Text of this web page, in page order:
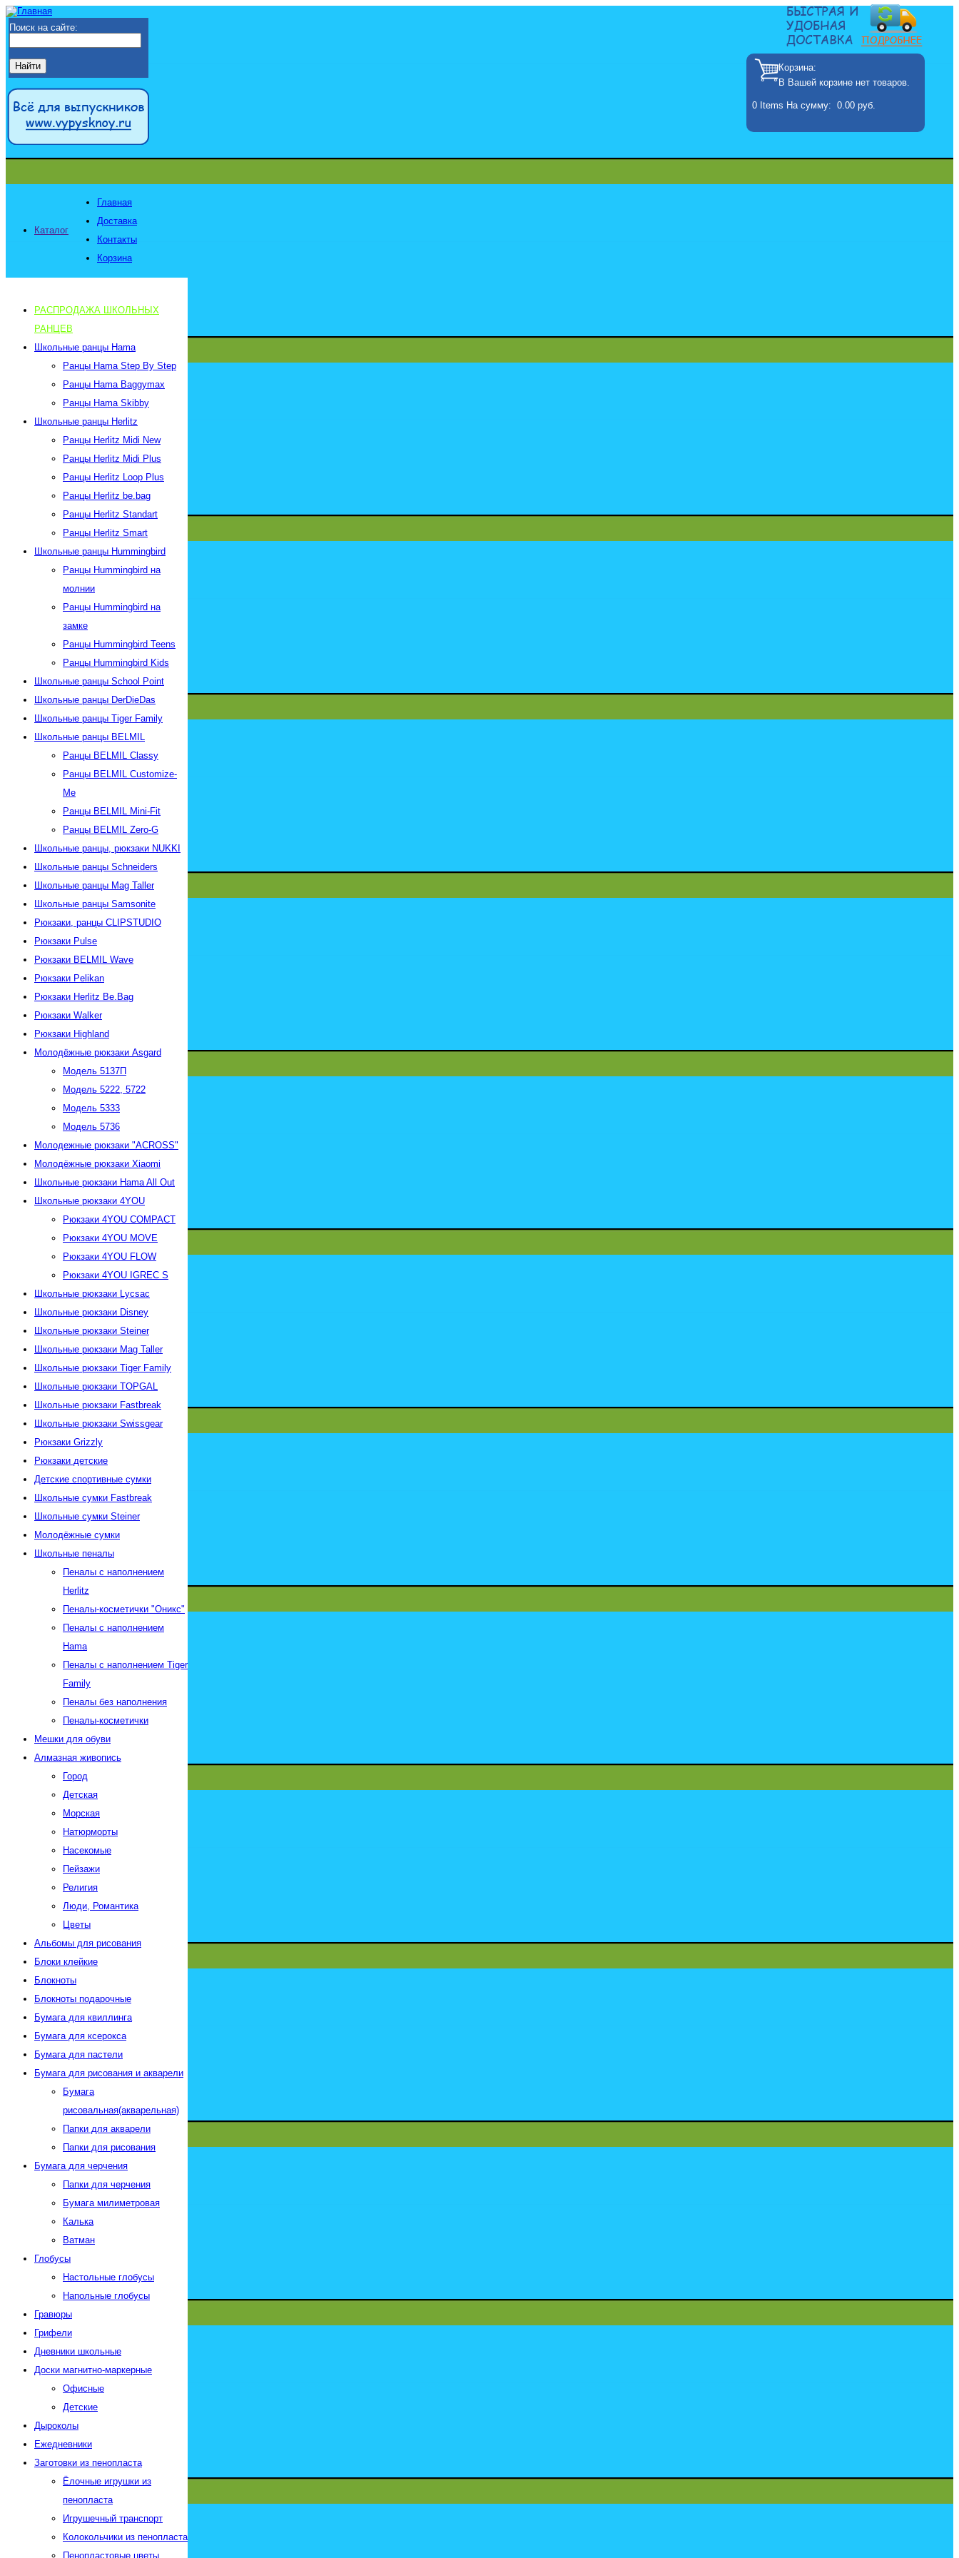
Корзина:
В Вашей корзине нет товаров.
0 Items На сумму: 0.00 руб.
Поиск на сайте:
Каталог
Главная
Доставка
Контакты
Корзина
РАСПРОДАЖА ШКОЛЬНЫХ
РАНЦЕВ
Школьные ранцы Hama
Ранцы Hama Step By Step
Ранцы Hama Baggymax
Ранцы Hama Skibby
Школьные ранцы Herlitz
Ранцы Herlitz Midi New
Ранцы Herlitz Midi Plus
Ранцы Herlitz Loop Plus
Ранцы Herlitz be.bag
Ранцы Herlitz Standart
Ранцы Herlitz Smart
Школьные ранцы Hummingbird
Ранцы Hummingbird на
молнии
Ранцы Hummingbird на
замке
Ранцы Hummingbird Teens
Ранцы Hummingbird Kids
Школьные ранцы School Point
Школьные ранцы DerDieDas
Школьные ранцы Tiger Family
Школьные ранцы BELMIL
Ранцы BELMIL Classy
Ранцы BELMIL Customize-
Me
Ранцы BELMIL Mini-Fit
Ранцы BELMIL Zero-G
Школьные ранцы, рюкзаки NUKKI
Школьные ранцы Schneiders
Школьные ранцы Mag Taller
Школьные ранцы Samsonite
Рюкзаки, ранцы CLIPSTUDIO
Рюкзаки Pulse
Рюкзаки BELMIL Wave
Рюкзаки Pelikan
Рюкзаки Herlitz Be.Bag
Рюкзаки Walker
Рюкзаки Highland
Молодёжные рюкзаки Asgard
Модель 5137П
Модель 5222, 5722
Модель 5333
Модель 5736
Молодежные рюкзаки "АСROSS"
Молодёжные рюкзаки Xiaomi
Школьные рюкзаки Hama All Out
Школьные рюкзаки 4YOU
Рюкзаки 4YOU СOMPACT
Рюкзаки 4YOU MOVE
Рюкзаки 4YOU FLOW
Рюкзаки 4YOU IGREC S
Школьные рюкзаки Lycsac
Школьные рюкзаки Disney
Школьные рюкзаки Steiner
Школьные рюкзаки Mag Taller
Школьные рюкзаки Tiger Family
Школьные рюкзаки TOPGAL
Школьные рюкзаки Fastbreak
Школьные рюкзаки Swissgear
Рюкзаки Grizzly
Рюкзаки детские
Детские спортивные сумки
Школьные сумки Fastbreak
Школьные сумки Steiner
Молодёжные сумки
Школьные пеналы
Пеналы с наполнением
Herlitz
Пеналы-косметички "Оникс"
Пеналы с наполнением
Hama
Пеналы с наполнением Tiger
Family
Пеналы без наполнения
Пеналы-косметички
Мешки для обуви
Алмазная живопись
Город
Детская
Морская
Натюрморты
Насекомые
Пейзажи
Религия
Люди, Романтика
Цветы
Альбомы для рисования
Блоки клейкие
Блокноты
Блокноты подарочные
Бумага для квиллинга
Бумага для ксерокса
Бумага для пастели
Бумага для рисования и акварели
Бумага
рисовальная(акварельная)
Папки для акварели
Папки для рисования
Бумага для черчения
Папки для черчения
Бумага милиметровая
Калька
Ватман
Глобусы
Настольные глобусы
Напольные глобусы
Гравюры
Грифели
Дневники школьные
Доски магнитно-маркерные
Офисные
Детские
Дыроколы
Ежедневники
Заготовки из пенопласта
Ёлочные игрушки из
пенопласта
Игрушечный транспорт
Колокольчики из пенопласта
Пенопластовые цветы